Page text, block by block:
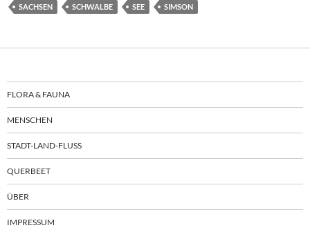
SACHSEN
SCHWALBE SEE SIMSON
FLORA & FAUNA
MENSCHEN
STADT-LAND-FLUSS
QUERBEET
ÜBER
IMPRESSUM